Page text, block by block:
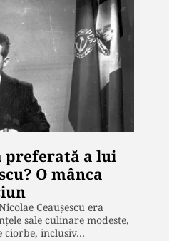
preferată a lui
O mânca
Ceaușescu era
sale culinare modeste,
ciorbe, inclusiv…